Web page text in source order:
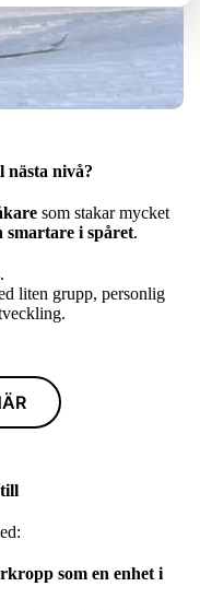
nivå?
som stakar mycket
smartare i spåret.
liten grupp, personlig
som en enhet i